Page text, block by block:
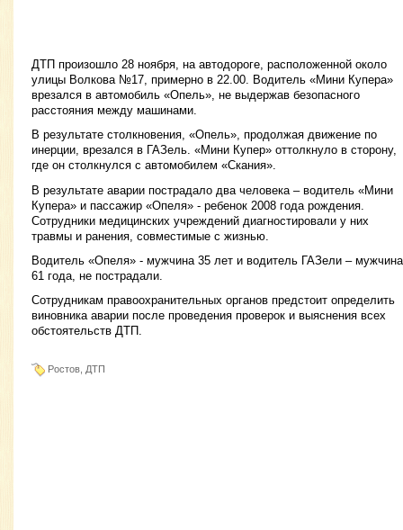
ДТП произошло 28 ноября, на автодороге, расположенной около
улицы Волкова №17, примерно в 22.00. Водитель «Мини Купера»
врезался в автомобиль «Опель», не выдержав безопасного
расстояния между машинами.
В результате столкновения, «Опель», продолжая движение по
инерции, врезался в ГАЗель. «Мини Купер» оттолкнуло в сторону,
где он столкнулся с автомобилем «Скания».
В результате аварии пострадало два человека – водитель «Мини
Купера» и пассажир «Опеля» - ребенок 2008 года рождения.
Сотрудники медицинских учреждений диагностировали у них
травмы и ранения, совместимые с жизнью.
Водитель «Опеля» - мужчина 35 лет и водитель ГАЗели – мужчина
61 года, не пострадали.
Сотрудникам правоохранительных органов предстоит определить
виновника аварии после проведения проверок и выяснения всех
обстоятельств ДТП.
Ростов, ДТП